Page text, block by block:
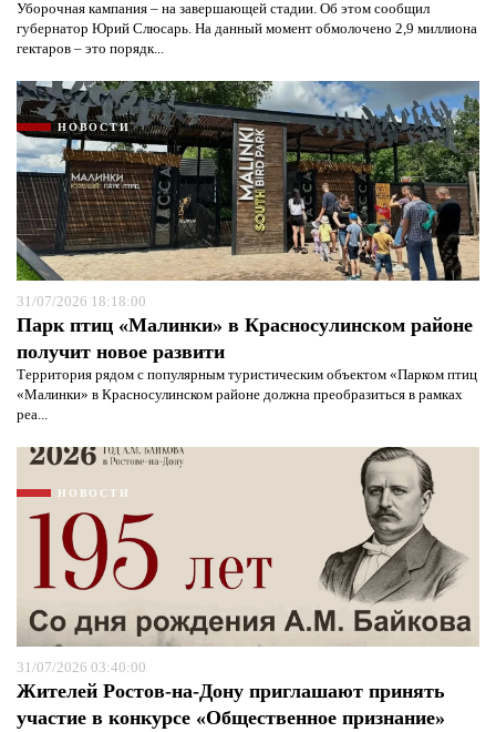
Уборочная кампания – на завершающей стадии. Об этом сообщил
губернатор Юрий Слюсарь. На данный момент обмолочено 2,9 миллиона
гектаров – это порядк...
НОВОСТИ
31/07/2026 18:18:00
Парк птиц «Малинки» в Красносулинском районе
получит новое развити
Территория рядом с популярным туристическим объектом «Парком птиц
«Малинки» в Красносулинском районе должна преобразиться в рамках
реа...
НОВОСТИ
31/07/2026 03:40:00
Жителей Ростов-на-Дону приглашают принять
участие в конкурсе «Общественное признание»